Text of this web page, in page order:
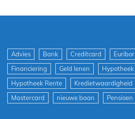
Advies Bank Creditcard Euribor
Financiering
Geld lenen Hypotheek
Hypotheek Rente
Kredietwaardigheid
Mastercard
nieuwe baan Pensioen